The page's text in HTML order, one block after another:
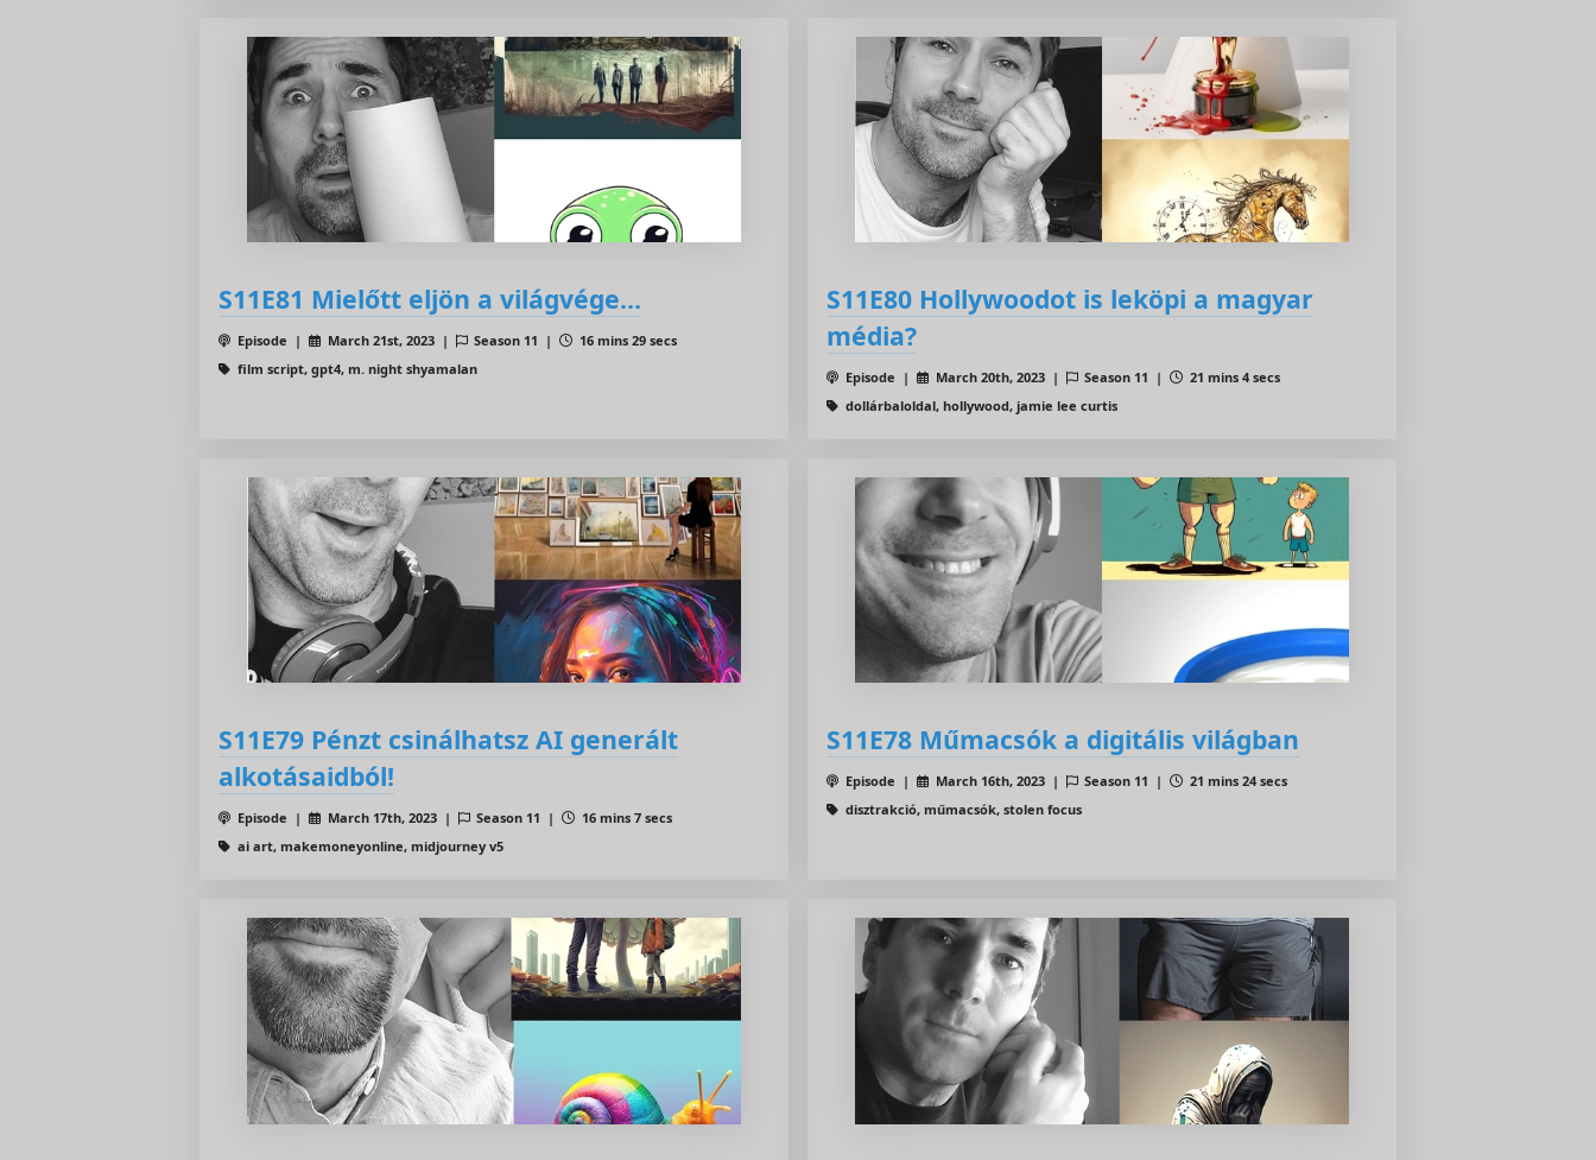
S11E81 Mielőtt eljön a világvége...
Episode | March 21st, 2023 | Season 11 |
16 mins 29 secs
film script, gpt4, m. night shyamalan
S11E80 Hollywoodot is leköpi a magyar
média?
Episode | March 20th, 2023 | Season 11 |
21 mins 4 secs
dollárbaloldal, hollywood, jamie lee curtis
S11E79 Pénzt csinálhatsz AI generált
alkotásaidból!
Episode | March 17th, 2023 | Season 11 |
16 mins 7 secs
ai art, makemoneyonline, midjourney v5
S11E78 Műmacsók a digitális világban
Episode | March 16th, 2023 | Season 11 |
21 mins 24 secs
disztrakció, műmacsók, stolen focus